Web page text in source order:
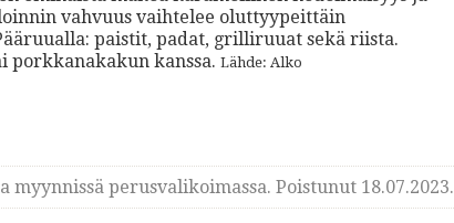
vahvuus vaihtelee oluttyypeittäin
paistit, padat, grilliruuat sekä riista.
porkkanakakun kanssa. Lähde: Alko
myynnissä perusvalikoimassa. Poistunut 18.07.2023.